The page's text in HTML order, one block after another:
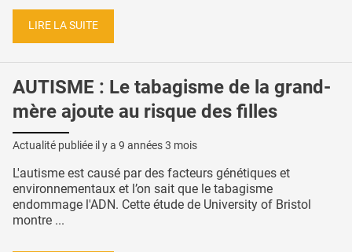
LIRE LA SUITE
AUTISME : Le tabagisme de la grand-
mère ajoute au risque des filles
Actualité publiée il y a 9 années 3 mois
L'autisme est causé par des facteurs génétiques et
environnementaux et l’on sait que le tabagisme
endommage l'ADN. Cette étude de University of Bristol
montre ...